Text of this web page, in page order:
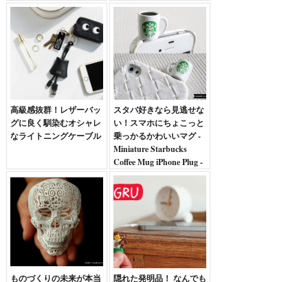
高級感抜群！レザーバッ
グに良く馴染むオシャレ
なライトニングケーブル
スタバ好きなら見逃せな
い！スマホにちょこっと
乗っかるかわいいマグ -
Miniature Starbucks
Coffee Mug iPhone Plug -
ものづくりの未来が本当 隠れた発明品！ なんでも